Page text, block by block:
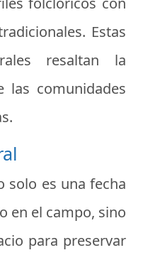
Estas
resaltan la
las comunidades
solo es una fecha
en el campo, sino
para preservar